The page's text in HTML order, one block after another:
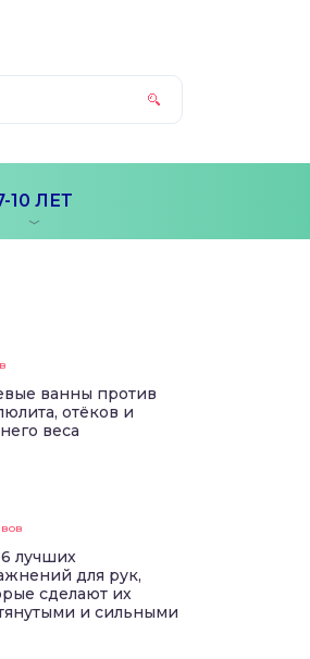
10 ЛЕТ
ванны против
отёков и
веса
лучших
для рук,
сделают их
и сильными